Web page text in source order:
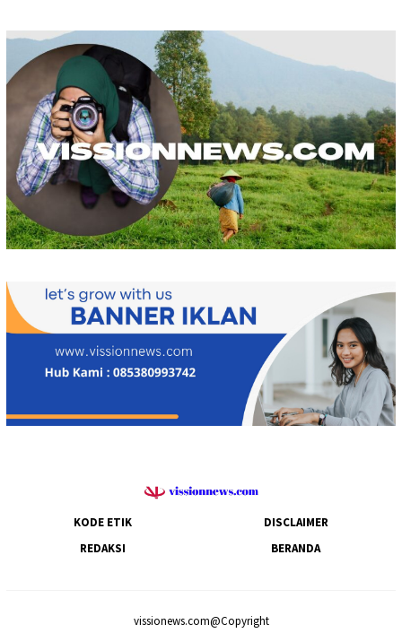
KODE ETIK
DISCLAIMER
REDAKSI
BERANDA
vissionews.com@Copyright